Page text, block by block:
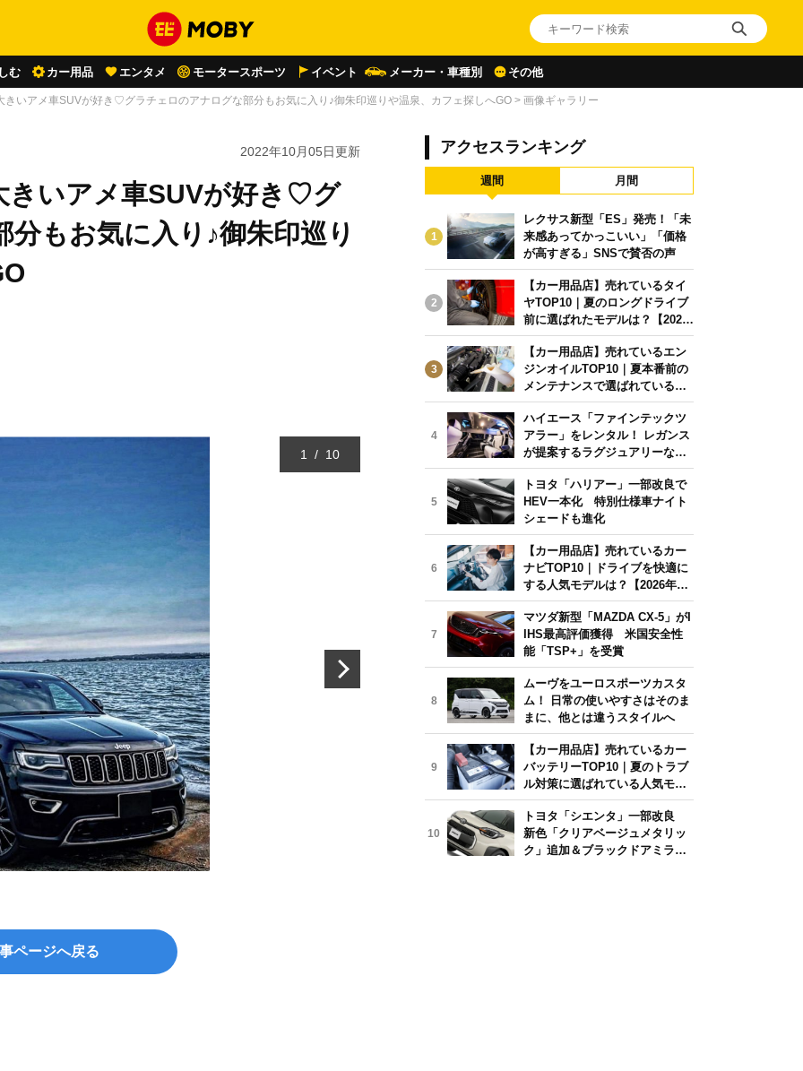
む カー用品 エンタメ モータースポーツ イベント メーカー・車種別 その他
きいアメ車SUVが好き♡グラチェロのアナログな部分もお気に入り♪御朱印巡りや温泉、カフェ探しへGO > 画像ギャラリー
2022年10月05日更新
きいアメ車SUVが好き♡グ
もお気に入り♪御朱印巡り
1 / 10
ページへ戻る
アクセスランキング
週間 月間
1
レクサス新型「ES」発売！「未
来感あってかっこいい」「価格
が高すぎる」SNSで賛否の声
2
【カー用品店】売れているタイ
ヤTOP10｜夏のロングドライブ
前に選ばれたモデルは？【2026
年6月版】
3
【カー用品店】売れているエン
ジンオイルTOP10｜夏本番前の
メンテナンスで選ばれている人
気モデルは？【2026年6月版】
4
ハイエース「ファインテックツ
アラー」をレンタル！ レガンス
が提案するラグジュアリーな移
動体験
5
トヨタ「ハリアー」一部改良で
HEV一本化 特別仕様車ナイト
シェードも進化
6
【カー用品店】売れているカー
ナビTOP10｜ドライブを快適に
する人気モデルは？【2026年6
月版】
7
マツダ新型「MAZDA CX-5」がI
IHS最高評価獲得 米国安全性
能「TSP+」を受賞
8
ムーヴをユーロスポーツカスタ
ム！ 日常の使いやすさはそのま
まに、他とは違うスタイルへ
9
【カー用品店】売れているカー
バッテリーTOP10｜夏のトラブ
ル対策に選ばれている人気モデ
ルは？【2026年6月版】
10
トヨタ「シエンタ」一部改良
新色「クリアベージュメタリッ
ク」追加＆ブラックドアミラー